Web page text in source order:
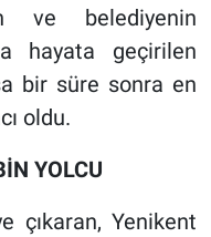
ve belediyenin
hayata geçirilen
bir süre sonra en
oldu.
YOLCU
çıkaran, Yenikent